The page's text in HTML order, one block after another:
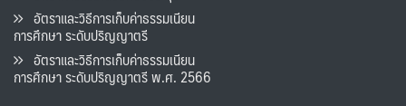
อัตราและวิธีการเก็บค่าธรรมเนียน
การศึกษา ระดับปริญญาตรี
อัตราและวิธีการเก็บค่าธรรมเนียน
การศึกษา ระดับปริญญาตรี พ.ศ. 2566